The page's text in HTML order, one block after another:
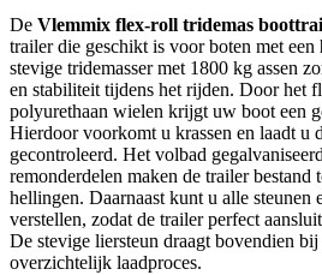
De Vlemmix flex-roll tridemas
trailer die geschikt is voor boten met een
stevige tridemasser met 1800 kg assen
en stabiliteit tijdens het rijden. Door het
polyurethaan wielen krijgt uw boot een
Hierdoor voorkomt u krassen en laadt u
gecontroleerd. Het volbad
remonderdelen maken de trailer bestand
hellingen. Daarnaast kunt u alle steunen
verstellen, zodat de trailer perfect
De stevige liersteun draagt bovendien
overzichtelijk laadproces.